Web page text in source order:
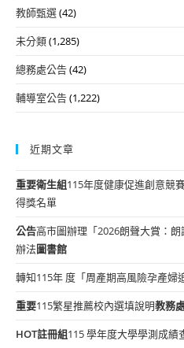
教師甄選(42)
未分類(1,285)
總務處公告(42)
輔導室公告(1,222)
近期文章
重要衛生組115年度健康促進創意競
得獎名單
公告高市圖辦理「2026朗聲大賞：
辦法圖書館
轉知115年 度「周產期高風險孕產婦
重要115繁星推薦校內選填說明教務
HOT註冊組115 學年度大學學測成績